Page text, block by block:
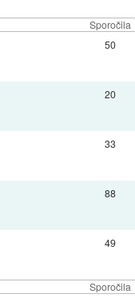
Sporočila
Sporočila
50
20
33
88
49